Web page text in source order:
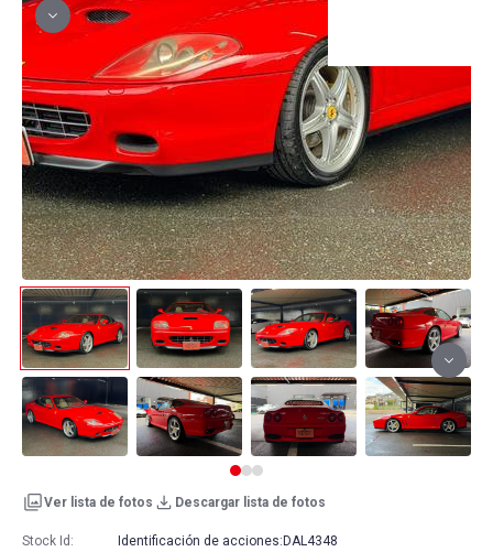
Ver lista de fotos Descargar lista de fotos
Stock Id: Identificación de acciones: DAL4348